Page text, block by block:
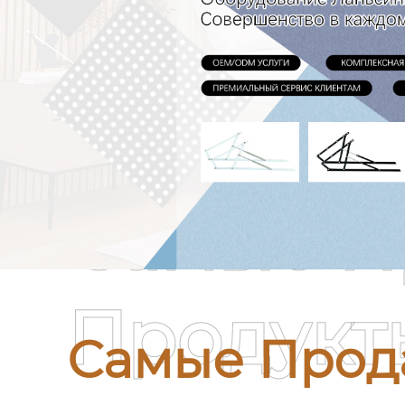
Самые
Самые